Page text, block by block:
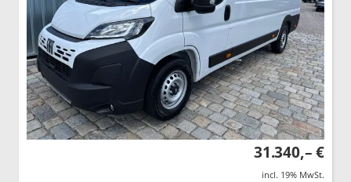
31.340,– €
incl. 19% MwSt.